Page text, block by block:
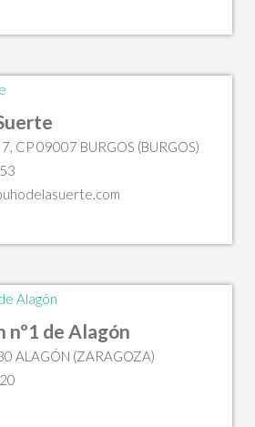
CP 09007 BURGOS (BURGOS)
de Alagón
ALAGÓN (ZARAGOZA)